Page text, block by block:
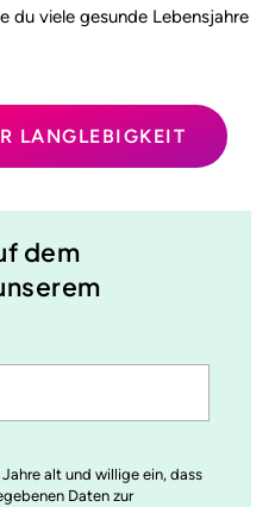
du viele gesunde Lebensjahre
LANGLEBIGKEIT
dem
alt und willige ein, dass
Daten zur